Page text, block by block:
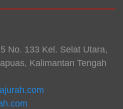
No. 133 Kel. Selat Utara,
Kalimantan Tengah